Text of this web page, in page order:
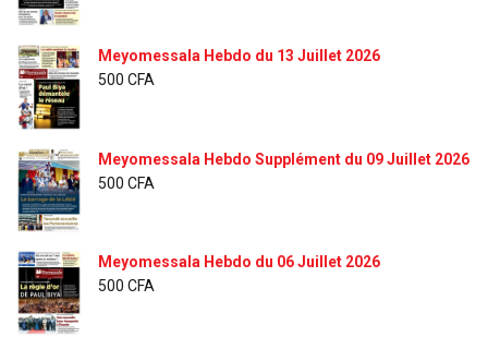
Meyomessala Hebdo du 13 Juillet 2026
500 CFA
Meyomessala Hebdo Supplément du 09 Juillet 2026
500 CFA
Meyomessala Hebdo du 06 Juillet 2026
500 CFA